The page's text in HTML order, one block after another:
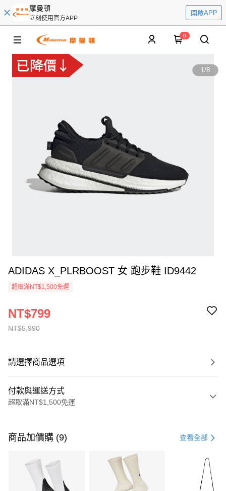
摩曼頓
立刻使用官方APP
開啟APP
0
1/8
ADIDAS X_PLRBOOST 女 跑步鞋 ID9442
超取滿NT$1,500免運
NT$5,990
NT$799
請選擇商品選項
付款與運送方式
超取滿NT$1,500免運
信用卡一次付款
3 期 0 利率 每期 21家銀行
合作金庫商業銀行
第一商業銀行
商品加價購 (9) 查看全部